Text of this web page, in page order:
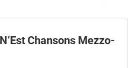
Chansons Mezzo-